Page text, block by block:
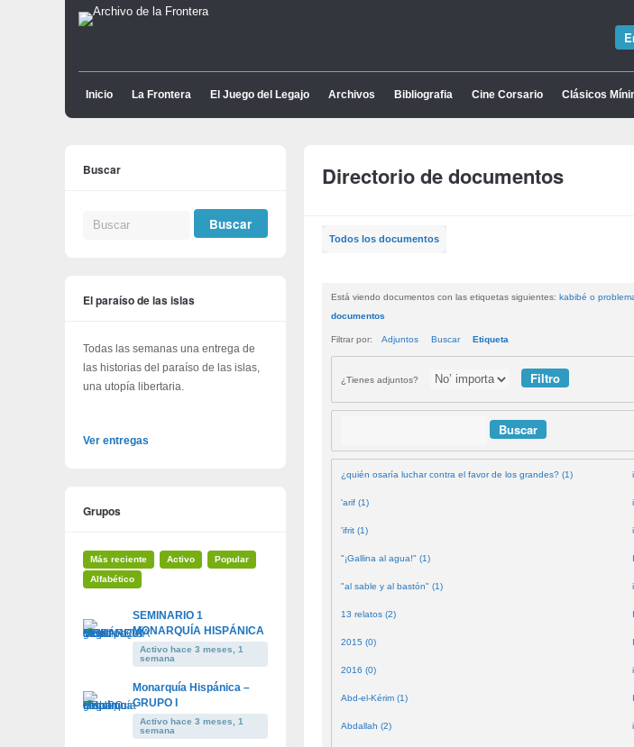
Inicio La Frontera El Juego del Legajo Archivos Bibliografia Cine Corsario Clásicos
Directorio de documentos
Todos los documentos
Está viendo documentos con las etiquetas siguientes: kabibé o
documentos
Filtrar por: Adjuntos Buscar Etiqueta
¿Tienes adjuntos?
¿quién osaría luchar contra el favor de los grandes? (1)
'arif (1)
'ifrit (1)
"¡Gallina al agua!" (1)
"al sable y al bastón" (1)
13 relatos (2)
2015 (0)
2016 (0)
Abd-el-Kérim (1)
Abdallah (2)
Buscar
El paraíso de las islas
Todas las semanas una entrega de
las historias del paraíso de las islas,
una utopía libertaria.
Ver entregas
Grupos
Más reciente Activo
Popular
Alfabético
SEMINARIO 1
MONARQUÍA HISPÁNICA
Activo hace 3 meses, 1
semana
Monarquía Hispánica –
GRUPO I
Activo hace 3 meses, 1
semana